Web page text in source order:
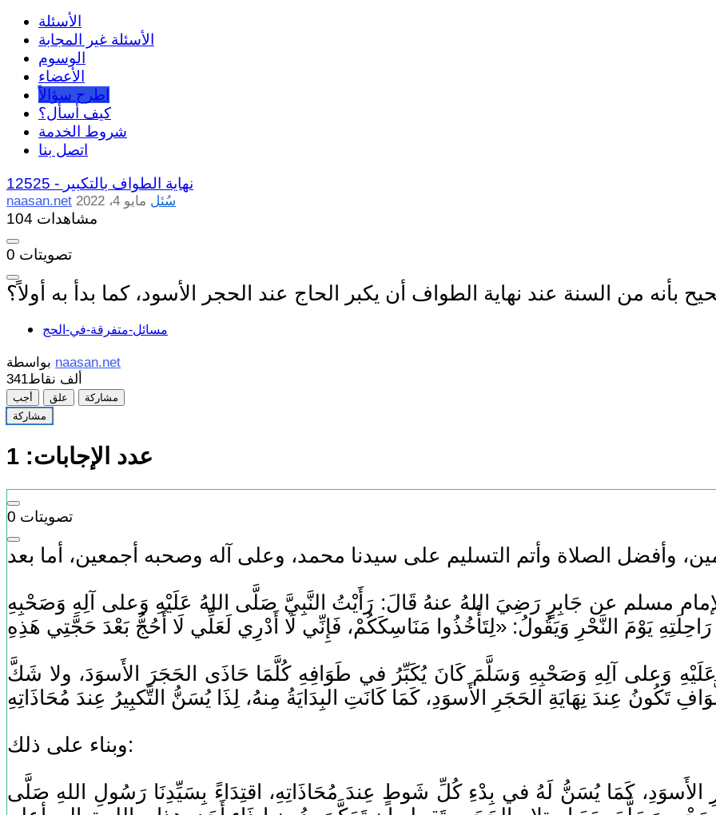
الأسئلة
الأسئلة غير المجابة
الوسوم
الأعضاء
اطرح سؤالاً
كيف أسأل؟
شروط الخدمة
اتصل بنا
12525 - نهاية الطواف بالتكبير
naasan.net سُئل مايو 4، 2022
104 مشاهدات
0 تصويتات
بأنه من السنة عند نهاية الطواف أن يكبر الحاج عند الحجر الأسود، كما بدأ به أولاً؟
مسائل-متفرقة-في-الحج
naasan.net
341ألف نقاط
أجب علق
مشاركة
مشاركة
عدد الإجابات: 1
0 تصويتات
مسلم عن جَابِرٍ رَضِيَ اللهُ عنهُ قَالَ: رَأَيْتُ النَّبِيَّ صَلَّى اللهُ عَلَيْهِ وَعلى آلِهِ وَصَحْبِهِ
وَعلى آلِهِ وَصَحْبِهِ وَسَلَّمَ كَانَ يُكَبِّرُ في طَوَافِهِ كُلَّمَا حَاذَى الحَجَرَ الأَسوَدَ، ولا شَكَّ
وبناء على ذلك:
الأَسوَدِ، كَمَا يُسَنُّ لَهُ في بِدْءِ كُلِّ شَوطٍ عِندَ مُحَاذَاتِهِ، اقتِدَاءً بِسَيِّدِنَا رَسُولِ اللهِ صَلَّى